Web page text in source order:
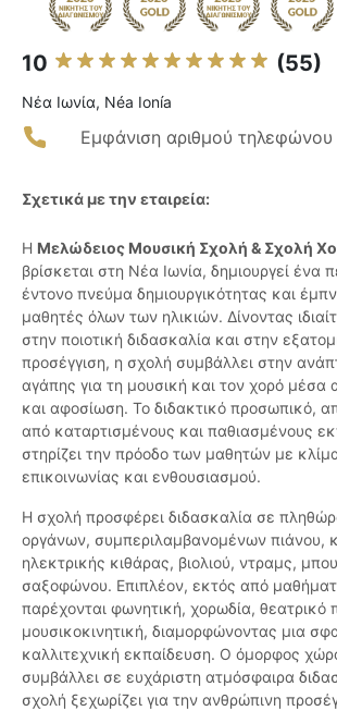
10 (55)
Νέα Ιωνία, Néa Ionía
Εμφάνιση αριθμού τηλεφώνου
Σχετικά με την εταιρεία:
Η Μελώδειος Μουσική Σχολή & Σχολή
βρίσκεται στη Νέα Ιωνία, δημιουργεί ένα
έντονο πνεύμα δημιουργικότητας και
μαθητές όλων των ηλικιών. Δίνοντας
στην ποιοτική διδασκαλία και στην
προσέγγιση, η σχολή συμβάλλει στην
αγάπης για τη μουσική και τον χορό μέσα
και αφοσίωση. Το διδακτικό προσωπικό,
από καταρτισμένους και παθιασμένους
στηρίζει την πρόοδο των μαθητών με
επικοινωνίας και ενθουσιασμού.
Η σχολή προσφέρει διδασκαλία σε
οργάνων, συμπεριλαμβανομένων πιάνου,
ηλεκτρικής κιθάρας, βιολιού, ντραμς,
σαξοφώνου. Επιπλέον, εκτός από
παρέχονται φωνητική, χορωδία, θεατρικό
μουσικοκινητική, διαμορφώνοντας μια
καλλιτεχνική εκπαίδευση. Ο όμορφος
συμβάλλει σε ευχάριστη ατμόσφαιρα
σχολή ξεχωρίζει για την ανθρώπινη